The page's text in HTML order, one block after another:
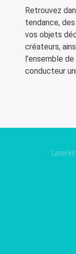
Retrouvez
tendance,
vos objets
créateurs,
l’ensemble
conducteur